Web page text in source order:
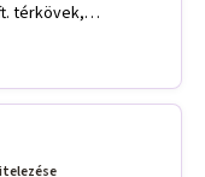
térkövek,